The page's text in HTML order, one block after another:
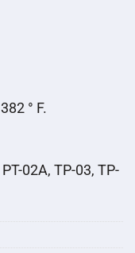
° F.
02A, TP-03, TP-